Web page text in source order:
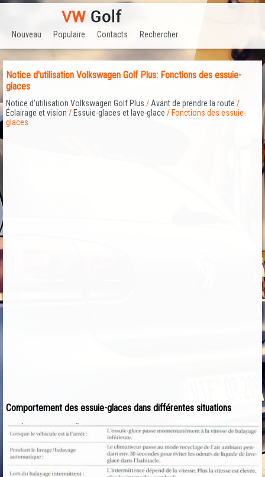
Nouveau Populaire Contacts Rechercher
Notice d'utilisation Volkswagen Golf Plus: Fonctions des essuie-
glaces
Notice d'utilisation Volkswagen Golf Plus /Avant de prendre la route /
Éclairage et vision / Essuie-glaces et lave-glace / Fonctions des essuie-
glaces
Comportement des essuie-glaces dans différentes situations